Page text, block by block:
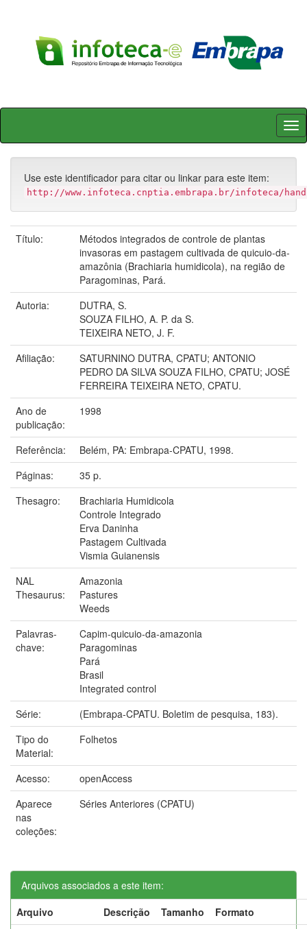
Skip
Use este identificador para citar ou linkar para este item:
http://www.infoteca.cnptia.embrapa.br/infoteca/
Título:
Métodos integrados de controle de plantas
invasoras em pastagem cultivada de quicuio-da-
amazônia (Brachiaria humidicola), na região de
Paragominas, Pará.
Autoria:
DUTRA, S.
SOUZA FILHO, A. P. da S.
TEIXEIRA NETO, J. F.
Afiliação:
SATURNINO DUTRA, CPATU; ANTONIO
PEDRO DA SILVA SOUZA FILHO, CPATU; JOSÉ
FERREIRA TEIXEIRA NETO, CPATU.
Ano de
publicação:
1998
Referência:
Belém, PA: Embrapa-CPATU, 1998.
Páginas:
35 p.
Thesagro:
Brachiaria Humidicola
Controle Integrado
Erva Daninha
Pastagem Cultivada
Vismia Guianensis
NAL
Thesaurus:
Amazonia
Pastures
Weeds
Palavras-
chave:
Capim-quicuio-da-amazonia
Paragominas
Pará
Brasil
Integrated control
Série:
(Embrapa-CPATU. Boletim de pesquisa, 183).
Tipo do
Material:
Folhetos
Acesso:
openAccess
Aparece
nas
coleções:
Séries Anteriores (CPATU)
Arquivos associados a este item:
Arquivo
Descrição Tamanho
Formato